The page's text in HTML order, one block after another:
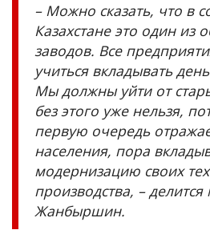
– Можно сказать, что в
Казахстане это один из
заводов. Все
учиться вкладывать
Мы должны уйти от
без этого уже нельзя,
первую очередь
населения, пора
модернизацию своих
производства, –
Жанбыршин.